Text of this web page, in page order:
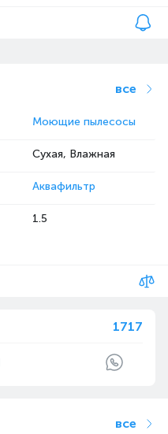
все
Моющие пылесосы
Сухая, Влажная
Аквафильтр
1.5
1717
все